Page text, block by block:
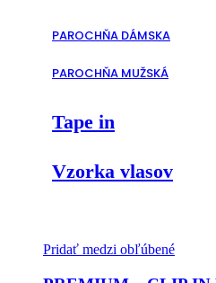
PAROCHŇA DÁMSKA
PAROCHŇA MUŽSKÁ
Tape in
Vzorka vlasov
Pridať medzi obľúbené